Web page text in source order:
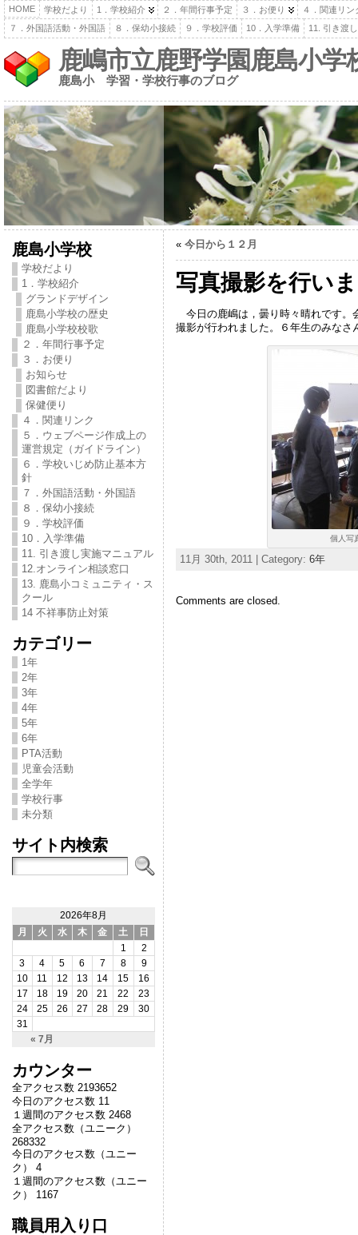
HOME 学校だより 1．学校紹介 ２．年間行事予定 ３．お便り
４．関連リン
７．外国語活動・外国語
８．保幼小接続 ９．学校評価 10．入学準備 11. 引き渡
鹿嶋市立鹿野学園鹿島小学
鹿島小 学習・学校行事のブログ
鹿島小学校
学校だより
1．学校紹介
グランドデザイン
鹿島小学校の歴史
鹿島小学校校歌
２．年間行事予定
３．お便り
お知らせ
図書館だより
保健便り
４．関連リンク
５．ウェブページ作成上の
運営規定（ガイドライン）
６．学校いじめ防止基本方
針
７．外国語活動・外国語
８．保幼小接続
９．学校評価
10．入学準備
11. 引き渡し実施マニュアル
12.オンライン相談窓口
13. 鹿島小コミュニティ・ス
クール
14 不祥事防止対策
カテゴリー
1年
2年
3年
4年
5年
6年
PTA活動
児童会活動
全学年
学校行事
未分類
サイト内検索
2026年8月
月
火 水 木 金 土 日
« 7月
1
2
3
4 5 6 7 8
9
10
11 12 13 14 15
16
17
18 19 20 21 22
23
24
25 26 27 28 29
30
31
カウンター
全アクセス数 2193652
今日のアクセス数 11
１週間のアクセス数 2468
全アクセス数（ユニーク）
268332
今日のアクセス数（ユニー
ク） 4
１週間のアクセス数（ユニー
ク） 1167
職員用入り口
« 今日から１２月
写真撮影を行い
今日の鹿嶋は，曇り時々晴れです。
撮影が行われました。６年生のみな
個人写
11月 30th, 2011 | Category: 6年
Comments are closed.